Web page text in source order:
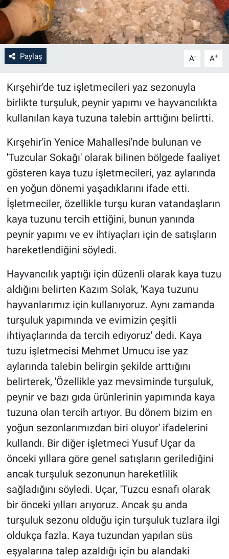
Paylaş A- A+
Kırşehir'de tuz işletmecileri yaz sezonuyla
birlikte turşuluk, peynir yapımı ve hayvancılıkta
kullanılan kaya tuzuna talebin arttığını belirtti.
Kırşehir'in Yenice Mahallesi'nde bulunan ve
'Tuzcular Sokağı' olarak bilinen bölgede faaliyet
gösteren kaya tuzu işletmecileri, yaz aylarında
en yoğun dönemi yaşadıklarını ifade etti.
İşletmeciler, özellikle turşu kuran vatandaşların
kaya tuzunu tercih ettiğini, bunun yanında
peynir yapımı ve ev ihtiyaçları için de satışların
hareketlendiğini söyledi.
Hayvancılık yaptığı için düzenli olarak kaya tuzu
aldığını belirten Kazım Solak, 'Kaya tuzunu
hayvanlarımız için kullanıyoruz. Aynı zamanda
turşuluk yapımında ve evimizin çeşitli
ihtiyaçlarında da tercih ediyoruz' dedi. Kaya
tuzu işletmecisi Mehmet Umucu ise yaz
aylarında talebin belirgin şekilde arttığını
belirterek, 'Özellikle yaz mevsiminde turşuluk,
peynir ve bazı gıda ürünlerinin yapımında kaya
tuzuna olan tercih artıyor. Bu dönem bizim en
yoğun sezonlarımızdan biri oluyor' ifadelerini
kullandı. Bir diğer işletmeci Yusuf Uçar da
önceki yıllara göre genel satışların gerilediğini
ancak turşuluk sezonunun hareketlilik
sağladığını söyledi. Uçar, 'Tuzcu esnafı olarak
bir önceki yılları arıyoruz. Ancak şu anda
turşuluk sezonu olduğu için turşuluk tuzlara ilgi
oldukça fazla. Kaya tuzundan yapılan süs
eşyalarına talep azaldığı için bu alandaki